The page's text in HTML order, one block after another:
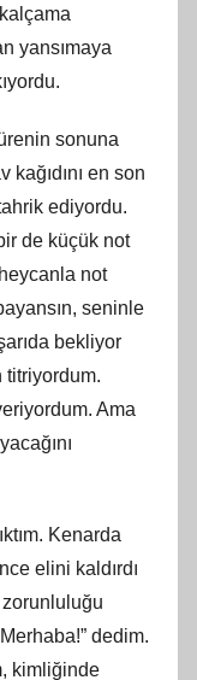
yansımaya
sonuna
en son
ediyordu.
de küçük not
heycanla not
seninle
bekliyor
titriyordum.
Ama
Kenarda
elini kaldırdı
zorunluluğu
dedim.
kimliğinde